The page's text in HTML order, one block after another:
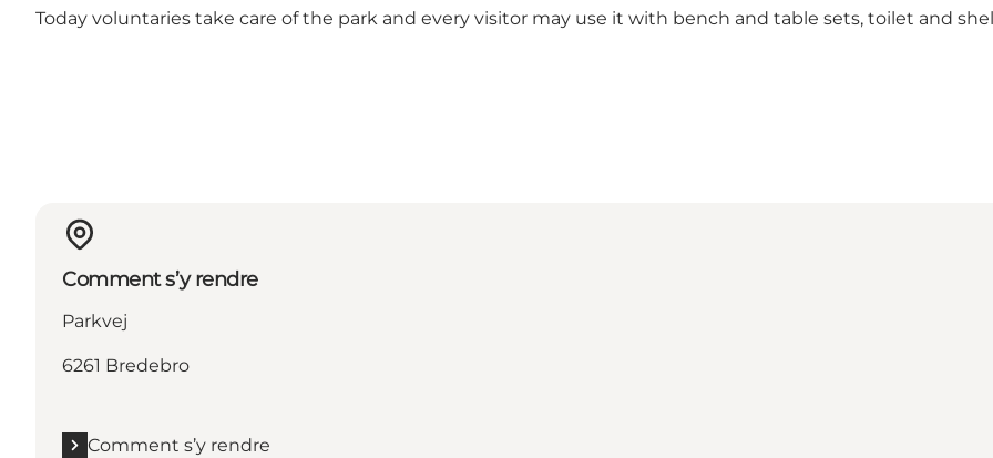
Today voluntaries take care of the park and every visitor may use it with bench and table sets, toilet and
Comment s’y rendre
Parkvej
6261 Bredebro
Comment s’y rendre